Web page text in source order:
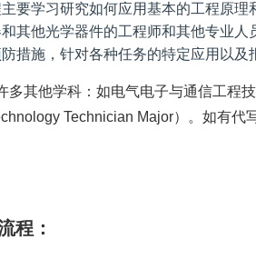
要学习研究如何应用基本的工程原理
其他光学器件的工程师和其他专业人
措施，针对各种任务的特定应用以及
多其他学科：如电气电子与通信工程
Technician Major）。如有代
程：